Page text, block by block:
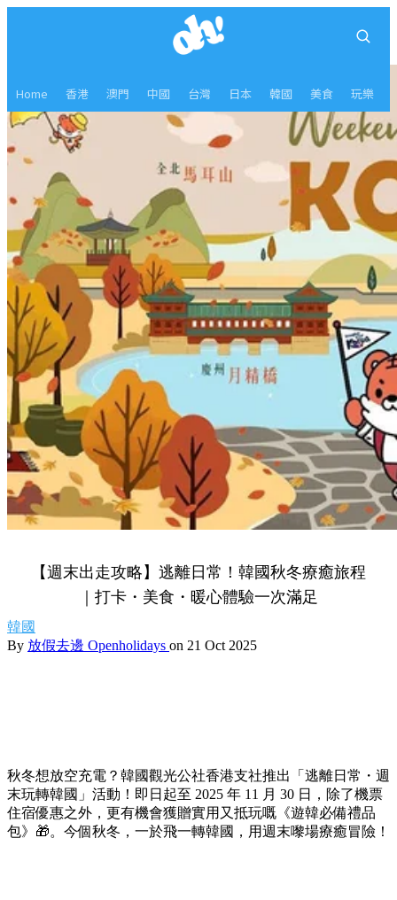
Home 香港 澳門 中國 台灣 日本 韓國 美食 玩樂
【週末出走攻略】逃離日常！韓國秋冬療癒旅程
｜打卡・美食・暖心體驗一次滿足
韓國
By 放假去邊 Openholidays on 21 Oct 2025
秋冬想放空充電？韓國觀光公社香港支社推出「逃離日常・週
末玩轉韓國」活動！即日起至 2025 年 11 月 30 日， 除了機票
住宿優惠之外，更有機會獲贈實用又抵玩嘅《遊韓必備禮品
包》🎁。今個秋冬，一於飛一轉韓國，用週末嚟場療癒冒險！